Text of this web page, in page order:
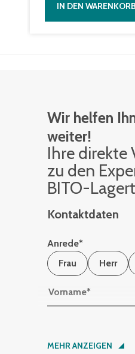
IN DEN WARENKORB
Wir helfen
weiter!
Ihre di­rek­te
zu den
BITO-
Kontaktdaten
Anrede*
Frau
Herr
Vorname*
Nachname*
MEHR ANZEIGEN